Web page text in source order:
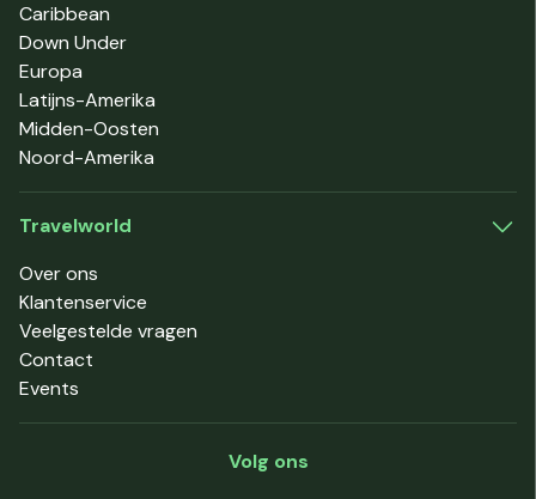
Caribbean
Down Under
Europa
Latijns-Amerika
Midden-Oosten
Noord-Amerika
Travelworld
Over ons
Klantenservice
Veelgestelde vragen
Contact
Events
Volg ons